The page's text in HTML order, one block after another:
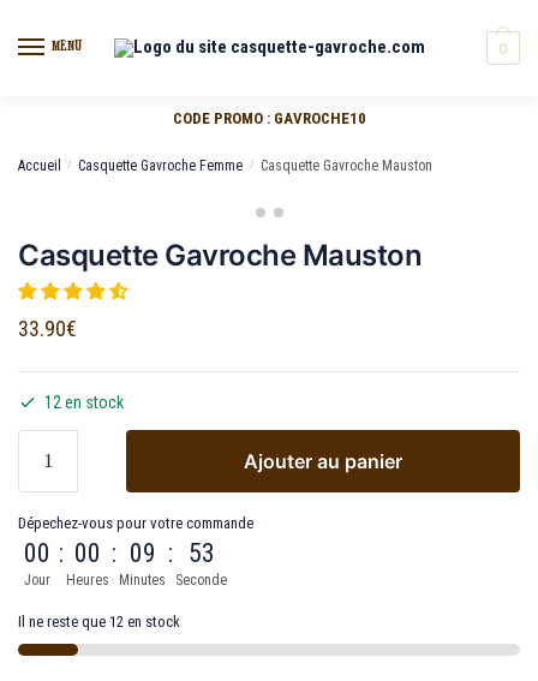
MENU 0
CODE PROMO : GAVROCHE10
Accueil / Casquette Gavroche Femme / Casquette Gavroche Mauston
Casquette Gavroche Mauston
33.90€
12 en stock
Ajouter au panier
Dépechez-vous pour votre commande
00
Jour
: 00
Heures
: 09
Minutes
: 53
Seconde
Il ne reste que 12 en stock